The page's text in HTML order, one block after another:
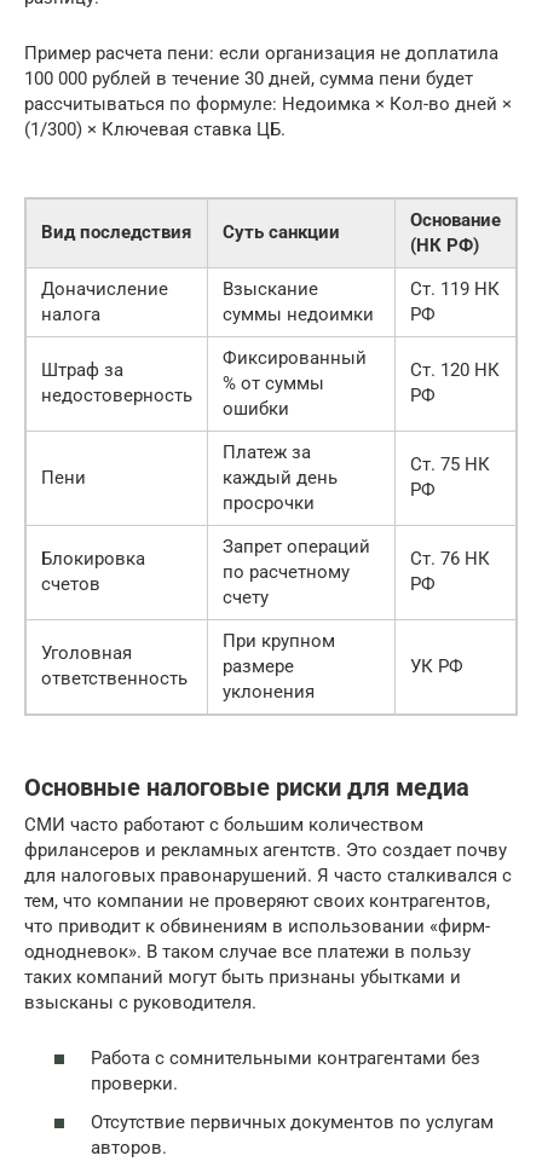
Пример расчета пени: если организация не доплатила
100 000 рублей в течение 30 дней, сумма пени будет
рассчитываться по формуле: Недоимка × Кол-во дней ×
(1/300) × Ключевая ставка ЦБ.
Вид последствия Суть санкции
Основание
(НК РФ)
Доначисление
налога
Взыскание
суммы недоимки
Ст. 119 НК
РФ
Штраф за
недостоверность
Фиксированный
% от суммы
ошибки
Ст. 120 НК
РФ
Пени
Платеж за
каждый день
просрочки
Ст. 75 НК
РФ
Блокировка
счетов
Запрет операций
по расчетному
счету
Ст. 76 НК
РФ
Уголовная
ответственность
При крупном
размере
уклонения
УК РФ
Основные налоговые риски для медиа
СМИ часто работают с большим количеством
фрилансеров и рекламных агентств. Это создает почву
для налоговых правонарушений. Я часто сталкивался с
тем, что компании не проверяют своих контрагентов,
что приводит к обвинениям в использовании «фирм-
однодневок». В таком случае все платежи в пользу
таких компаний могут быть признаны убытками и
взысканы с руководителя.
Работа с сомнительными контрагентами без
проверки.
Отсутствие первичных документов по услугам
авторов.